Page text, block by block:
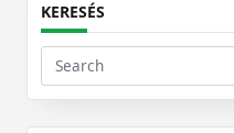
KERESÉS
Search
for: